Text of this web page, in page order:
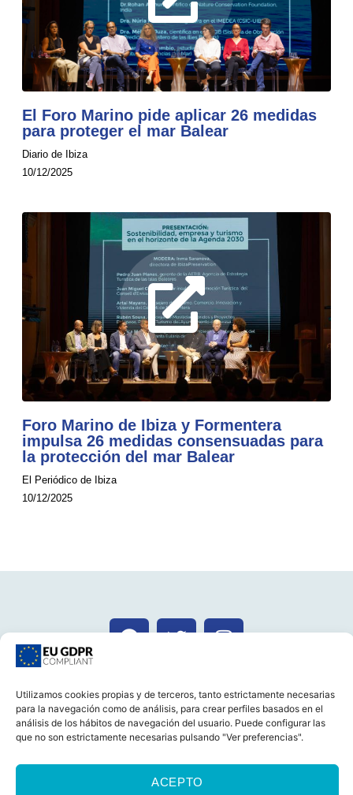
Utilizamos cookies propias y de terceros, tanto estrictamente necesarias
para la navegación como de análisis, para crear perfiles basados en el
análisis de los hábitos de navegación del usuario. Puede configurar las
que no son estrictamente necesarias pulsando "Ver preferencias".
ACEPTO
El Foro Marino pide aplicar 26 medidas
para proteger el mar Balear
Diario de Ibiza
10/12/2025
Foro Marino de Ibiza y Formentera
impulsa 26 medidas consensuadas para
la protección del mar Balear
El Periódico de Ibiza
10/12/2025
CONTACTA
CATALÀ